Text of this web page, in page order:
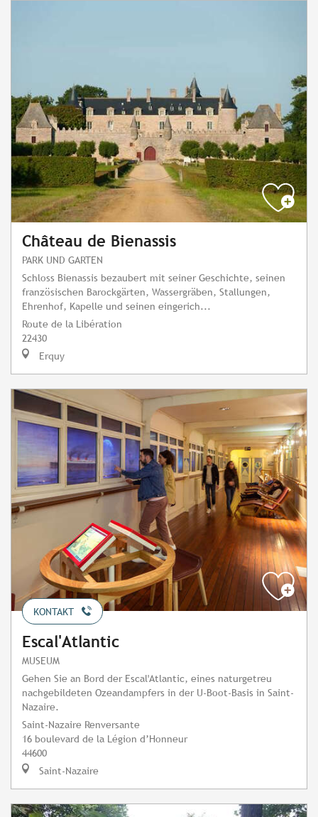
Château de Bienassis
PARK UND GARTEN
Schloss Bienassis bezaubert mit seiner Geschichte, seinen
französischen Barockgärten, Wassergräben, Stallungen,
Ehrenhof, Kapelle und seinen eingerich...
Route de la Libération
22430
Erquy
KONTAKT
Escal'Atlantic
MUSEUM
Gehen Sie an Bord der Escal'Atlantic, eines naturgetreu
nachgebildeten Ozeandampfers in der U-Boot-Basis in Saint-
Nazaire.
Saint-Nazaire Renversante
16 boulevard de la Légion d’Honneur
44600
Saint-Nazaire